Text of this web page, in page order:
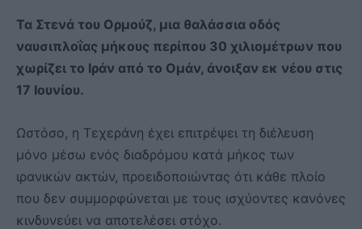
Τα Στενά του Ορμούζ, μια θαλάσσια οδός
ναυσιπλοΐας μήκους περίπου 30 χιλιομέτρων που
χωρίζει το Ιράν από το Ομάν, άνοιξαν εκ νέου στις
17 Ιουνίου.
Ωστόσο, η Τεχεράνη έχει επιτρέψει τη διέλευση
μόνο μέσω ενός διαδρόμου κατά μήκος των
ιρανικών ακτών, προειδοποιώντας ότι κάθε πλοίο
που δεν συμμορφώνεται με τους ισχύοντες κανόνες
κινδυνεύει να αποτελέσει στόχο.